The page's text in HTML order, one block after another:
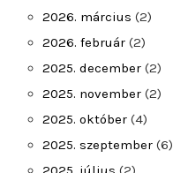
2026. március (2)
2026. február (2)
2025. december (2)
2025. november (2)
2025. október (4)
2025. szeptember (6)